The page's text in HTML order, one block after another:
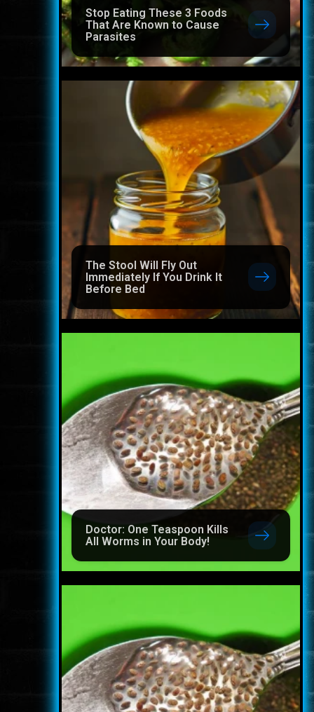
Stop Eating These 3 Foods
That Are Known to Cause
Parasites
The Stool Will Fly Out
Immediately If You Drink It
Before Bed
Doctor: One Teaspoon Kills
All Worms in Your Body!